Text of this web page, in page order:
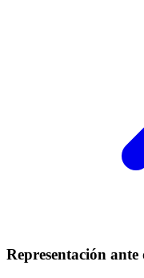
Representación ante